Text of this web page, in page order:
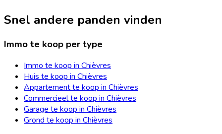
Snel andere panden vinden
Immo te koop per type
Immo te koop in Chièvres
Huis te koop in Chièvres
Appartement te koop in Chièvres
Commercieel te koop in Chièvres
Garage te koop in Chièvres
Grond te koop in Chièvres